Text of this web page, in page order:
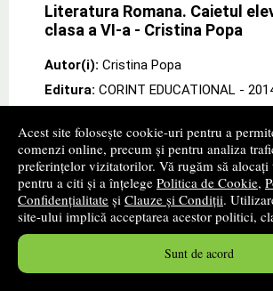
Acest site folosește cookie-uri pentru a
comenzi online, precum și pentru analiza
preferințelor vizitatorilor. Vă rugăm să alocați
pentru a citi și a înțelege Politica de Cookie,
Confidențialitate și Clauze și Condiții.
site-ului implică acceptarea acestor politici,
Sunt de acord
Literatura Romana. Caietul
clasa a VI-a - Cristina Popa
Autor(i): Cristina Popa
Editura: CORINT EDUCATIONAL -
- Literatura Romana. Caietul elevului
a, autoare Cristina Popa - Analize
Compuneri descriptive si narative
de a pregati omul» ...mai mult
14,70lei